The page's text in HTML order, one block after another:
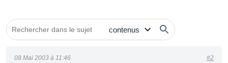
08 Mai 2003 à 11:46 #2